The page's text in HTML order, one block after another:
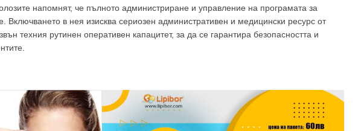
напомнят, че пълното администриране и управление на програмата за
Включването в нея изисква сериозен административен и медицински ресурс от
техния рутинен оперативен капацитет, за да се гарантира безопасността и